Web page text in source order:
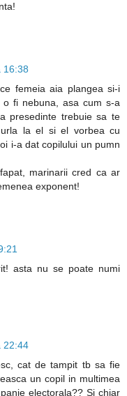
16:38
femeia aia plangea si-i
fi nebuna, asa cum s-a
presedinte trebuie sa te
la el si el vorbea cu
i-a dat copilului un pumn
marinarii cred ca ar
exponent!
asta nu se poate numi
22:44
cat de tampit tb sa fie
un copil in multimea
electorala?? Si chiar